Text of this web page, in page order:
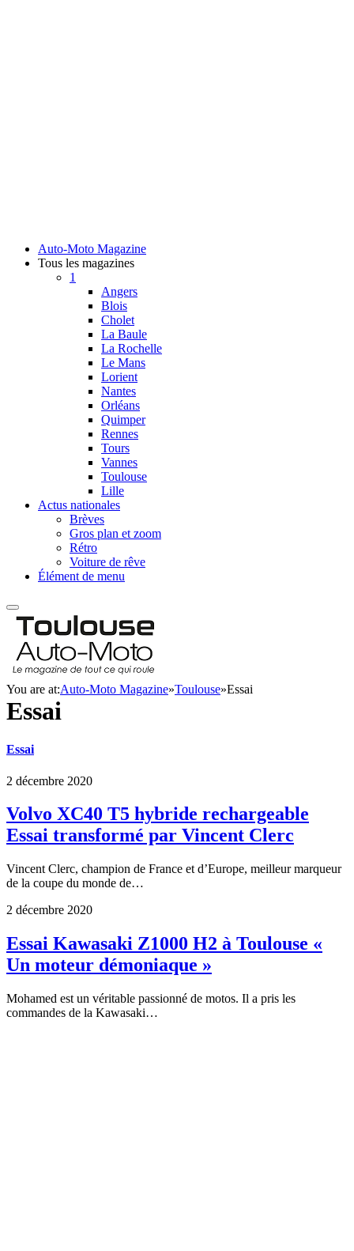
Auto-Moto Magazine
Tous les magazines
1
Angers
Blois
Cholet
La Baule
La Rochelle
Le Mans
Lorient
Nantes
Orléans
Quimper
Rennes
Tours
Vannes
Toulouse
Lille
Actus nationales
Brèves
Gros plan et zoom
Rétro
Voiture de rêve
Élément de menu
You are at:Auto-Moto Magazine»Toulouse»Essai
Essai
Essai
2 décembre 2020
Volvo XC40 T5 hybride rechargeable
Essai transformé par Vincent Clerc
Vincent Clerc, champion de France et d’Europe, meilleur marqueur
de la coupe du monde de…
2 décembre 2020
Essai Kawasaki Z1000 H2 à Toulouse «
Un moteur démoniaque »
Mohamed est un véritable passionné de motos. Il a pris les
commandes de la Kawasaki…